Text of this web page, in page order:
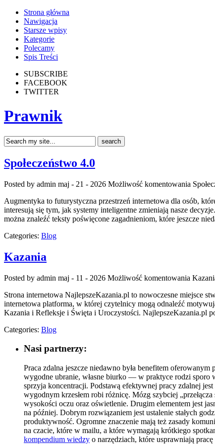
Strona główna
Nawigacja
Starsze wpisy
Kategorie
Polecamy
Spis Treści
SUBSCRIBE
FACEBOOK
TWITTER
Prawnik
Społeczeństwo 4.0
Posted by admin maj - 21 - 2026 Możliwość komentowania
Augmentyka to futurystyczna przestrzeń internetowa dla osób,
interesują się tym, jak systemy inteligentne zmieniają nasze
można znaleźć teksty poświęcone zagadnieniom, które jeszcze
Categories: Blog
Kazania
Posted by admin maj - 11 - 2026 Możliwość komentowania
Strona internetowa NajlepszeKazania.pl to nowoczesne miejsce
internetowa platforma, w której czytelnicy mogą odnaleźć
Kazania i Refleksje i Święta i Uroczystości. NajlepszeKazania.pl
Categories: Blog
Nasi partnerzy:
Praca zdalna jeszcze niedawno była benefitem
wygodne ubranie, własne biurko — w praktyce rodzi sporo
sprzyja koncentracji. Podstawą efektywnej pracy zdalnej
wygodnym krzesłem robi różnicę. Mózg szybciej
wysokości oczu oraz oświetlenie. Drugim elementem jest
na później. Dobrym rozwiązaniem jest ustalenie stałych
produktywność. Ogromne znaczenie mają też zasady
na czacie, które w mailu, a które wymagają krótkiego
kompendium wiedzy o narzędziach, które usprawniają